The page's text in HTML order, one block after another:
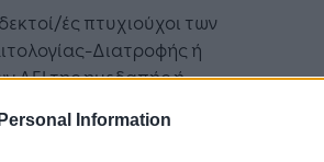
Information
ές πτυχιούχοι των
Διατροφής ή
ΑΕΙ της ημεδαπής ή
Τμημάτων ΤΕΙ.